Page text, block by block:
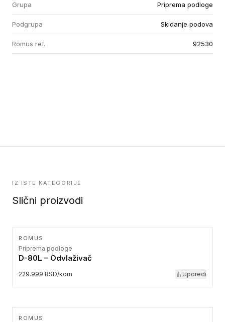
Grupa Priprema podloge
Podgrupa Skidanje podova
Romus ref. 92530
IZ ISTE KATEGORIJE
Slični proizvodi
ROMUS
Priprema podloge
D-80L – Odvlaživač
229.999 RSD/kom Uporedi
ROMUS